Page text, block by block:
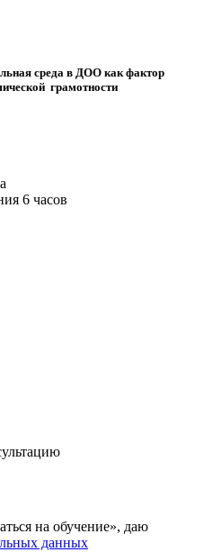
среда в ДОО как фактор
грамотности
6 часов
на обучение», даю
данных